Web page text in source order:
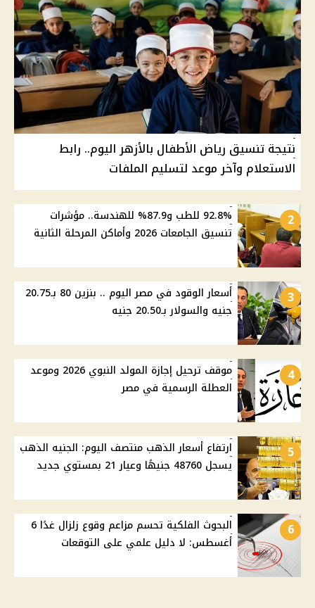
نتيجة تنسيق رياض الأطفال بالأزهر اليوم.. رابط
الاستعلام وآخر موعد لتسليم الملفات
2
92.8% للطب و87.9% للهندسة.. مؤشرات
تنسيق الجامعات 2026 وأماكن المرحلة الثانية
3
أسعار الوقود في مصر اليوم .. بنزين 80 بـ20.75
جنيه والسولار بـ20.50 جنيه
4
موقف ترحيل إجازة المولد النبوي 2026 وموعد
العطلة الرسمية في مصر
5
ارتفاع أسعار الذهب منتصف اليوم: الجنيه الذهب
يسجل 48760 جنيهًا وعيار 21 بمستوي جديد
6
البحوث الفلكية تحسم مزاعم وقوع زلزال غدًا 6
أغسطس: لا دليل علمي على التوقعات